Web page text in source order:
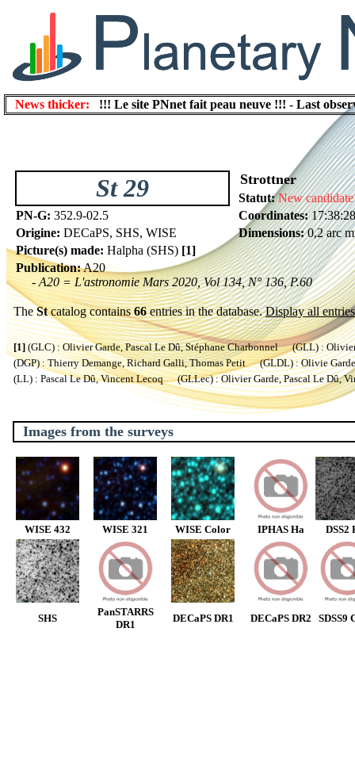
News thicker: !!! Le site PNnet fait peau neuve !!! - Last
St 29 Strottner
Statut: New candidate
PN-G: 352.9-02.5 Coordinates:
Origine: DECaPS, SHS, WISE Dimensions:0,2 arc
Picture(s) made: Halpha (SHS) [1]
Publication:A20
- A20 = L'astronomie Mars 2020, Vol 134, N° 136, P.60
TheStcatalog contains66entries in the database.Display all
[1](GLC) : Olivier Garde, Pascal Le Dû, Stéphane Charbonnel (GLL) :
(DGP) : Thierry Demange, Richard Galli, Thomas Petit (GLDL) : Olivie
(LL) : Pascal Le Dû, Vincent Lecoq (GLLec) : Olivier Garde, Pascal Le Dû,
Images from the surveys
WISE 432 WISE 321 WISE Color IPHAS Ha DSS2
SHS
PanSTARRS
DR1
DECaPS DR1 DECaPS DR2 SDSS9